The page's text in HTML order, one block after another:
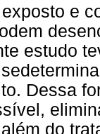
e
estudo
Dessa
do